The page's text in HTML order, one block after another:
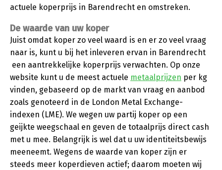
actuele koperprijs in Barendrecht en omstreken.
De waarde van uw koper
Juist omdat koper zo veel waard is en er zo veel vraag
naar is, kunt u bij het inleveren ervan in Barendrecht
een aantrekkelijke koperprijs verwachten. Op onze
website kunt u de meest actuele metaalprijzen per kg
vinden, gebaseerd op de markt van vraag en aanbod
zoals genoteerd in de London Metal Exchange-
indexen (LME). We wegen uw partij koper op een
geijkte weegschaal en geven de totaalprijs direct cash
met u mee. Belangrijk is wel dat u uw identiteitsbewijs
meeneemt. Wegens de waarde van koper zijn er
steeds meer koperdieven actief; daarom moeten wij